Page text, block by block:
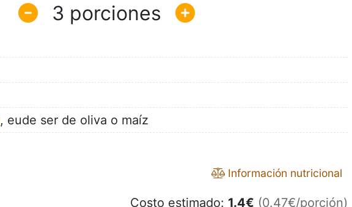
3
, eude ser de oliva o maíz
Información nutricional
Costo estimado: 1.4€ (0.47€/porción)